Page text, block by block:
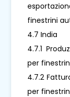
finestrini
4.7 India
4.7.1
per
4.7.2
per